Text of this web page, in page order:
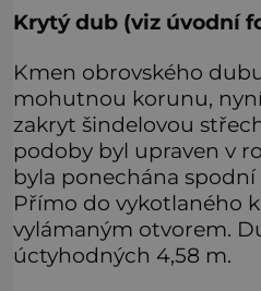
Krytý dub (viz úvodní
Kmen obrovského
mohutnou korunu,
zakryt šindelovou
podoby byl upraven v
byla ponechána spodní
Přímo do vykotlaného
vylámaným otvorem.
úctyhodných 4,58 m.